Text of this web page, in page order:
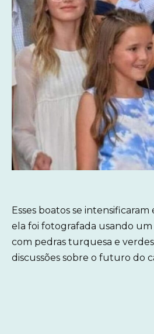
Esses boatos se
ela foi fotografada usando
com pedras turquesa e
discussões sobre o futuro do